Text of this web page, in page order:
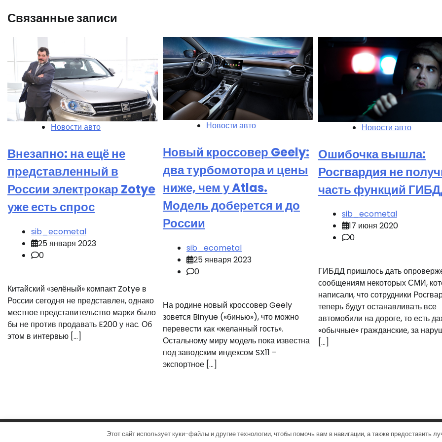
Связанные записи
Новости авто
Внезапно: на ещё не
представленный в
России электрокар Zotye
уже есть спрос
sib_ecometal
25 января 2023
0
Китайский «зелёный» компакт Zotye в
России сегодня не представлен, однако
местное представительство марки было
бы не против продавать E200 у нас. Об
этом в интервью […]
Новости авто
Новый кроссовер Geely:
два турбомотора и цены
ниже, чем у Atlas.
Модель доберется и до
России
sib_ecometal
25 января 2023
0
На родине новый кроссовер Geely
зовется Binyue («бинью»), что можно
перевести как «желанный гость».
Остальному миру модель пока известна
под заводским индексом SX11 –
экспортное […]
Новости авто
Ошибочка вышла:
Росгвардия не
часть функций
sib_ecometal
17 июня 2020
0
ГИБДД пришлось дать
сообщениям некоторых СМИ,
написали, что сотрудники
теперь будут останавливать все
автомобили на дороге, то есть
«обычные» гражданские, за
[…]
Copyright © 2026Город на колёсахТема News Bank отAdore
Этот сайт использует куки-файлы и другие технологии, чтобы помочь вам в навигации, а также предоставить